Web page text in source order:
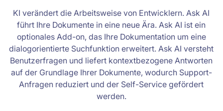
KI verändert die Arbeitsweise von Entwicklern. Ask AI
führt Ihre Dokumente in eine neue Ära. Ask AI ist ein
optionales Add-on, das Ihre Dokumentation um eine
dialogorientierte Suchfunktion erweitert. Ask AI versteht
Benutzerfragen und liefert kontextbezogene Antworten
auf der Grundlage Ihrer Dokumente, wodurch Support-
Anfragen reduziert und der Self-Service gefördert
werden.